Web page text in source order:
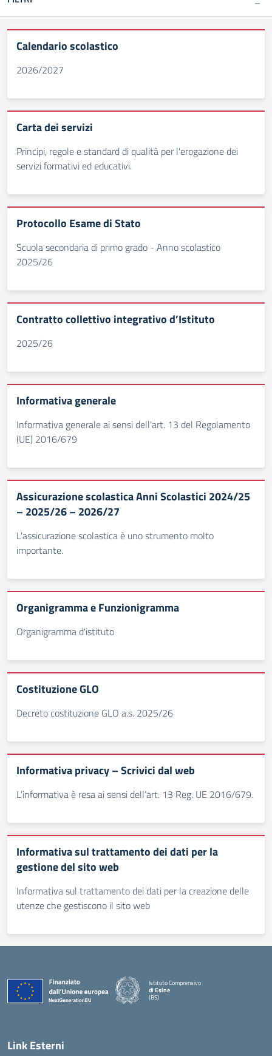
Calendario scolastico
2026/2027
Carta dei servizi
Principi, regole e standard di qualità per l'erogazione dei
servizi formativi ed educativi.
Protocollo Esame di Stato
Scuola secondaria di primo grado - Anno scolastico
2025/26
Contratto collettivo integrativo d’Istituto
2025/26
Informativa generale
Informativa generale ai sensi dell'art. 13 del Regolamento
(UE) 2016/679
Assicurazione scolastica Anni Scolastici 2024/25
– 2025/26 – 2026/27
L'assicurazione scolastica è uno strumento molto
importante.
Organigramma e Funzionigramma
Organigramma d'istituto
Costituzione GLO
Decreto costituzione GLO a.s. 2025/26
Informativa privacy – Scrivici dal web
L’informativa è resa ai sensi dell’art. 13 Reg. UE 2016/679.
Informativa sul trattamento dei dati per la
gestione del sito web
Informativa sul trattamento dei dati per la creazione delle
utenze che gestiscono il sito web
Istituto Comprensivo
di Esine
(BS)
Link Esterni